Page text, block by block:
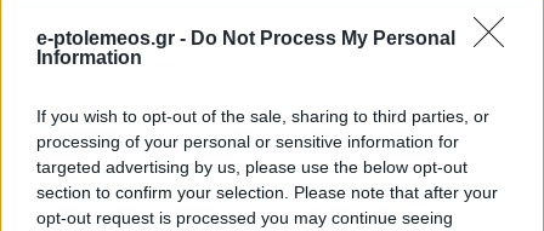
e-ptolemeos.gr - Do Not Process My Personal
Information
If you wish to opt-out of the sale, sharing to third parties, or
processing of your personal or sensitive information for
targeted advertising by us, please use the below opt-out
section to confirm your selection. Please note that after your
opt-out request is processed you may continue seeing
8 Αυγούστου 2026, 4:01 μμ
ΑΡΘΡΟΓΡΑΦΊΑ ΚΟΙΝΩΝΊΑ